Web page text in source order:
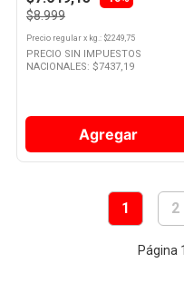
$8.999
Precio regular x kg. : $2249,75
PRECIO SIN IMPUESTOS
NACIONALES: $7437,19
Agregar
1 2
Página 1